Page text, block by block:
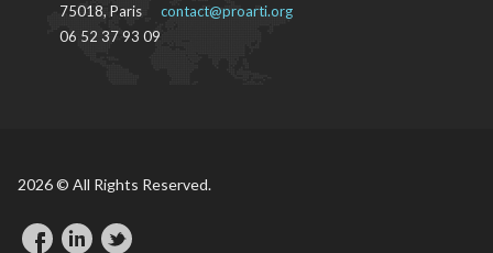
75018, Paris
06 52 37 93 09
contact@proarti.org
2026 © All Rights Reserved.